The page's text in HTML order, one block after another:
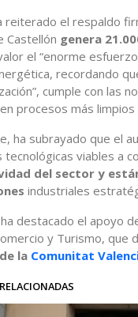
reiterado el respaldo
Castellón genera
el “enorme
recordando
cumple con las
procesos más
ha subrayado que el
tecnológicas viables a
del sector y
industriales
destacado el apoyo
y Turismo, que
la Comunitat